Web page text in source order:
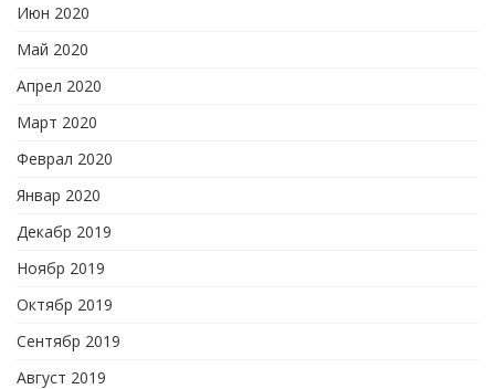
Июн 2020
Май 2020
Апрел 2020
Март 2020
Феврал 2020
Январ 2020
Декабр 2019
Ноябр 2019
Октябр 2019
Сентябр 2019
Август 2019